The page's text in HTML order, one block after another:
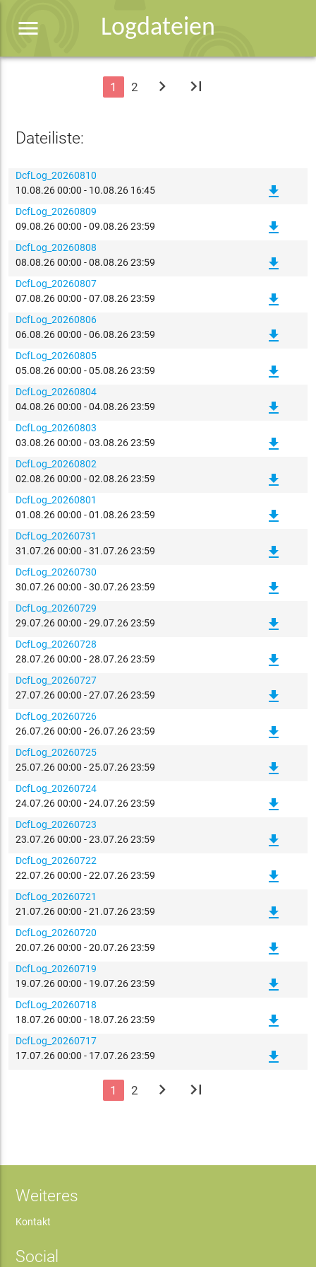
Logdateien
menu
1 2 chevron_right last_page
Dateiliste:
DcfLog_20260810
10.08.26 00:00 - 10.08.26 16:45
file_download
DcfLog_20260809
09.08.26 00:00 - 09.08.26 23:59
file_download
DcfLog_20260808
08.08.26 00:00 - 08.08.26 23:59
file_download
DcfLog_20260807
07.08.26 00:00 - 07.08.26 23:59
file_download
DcfLog_20260806
06.08.26 00:00 - 06.08.26 23:59
file_download
DcfLog_20260805
05.08.26 00:00 - 05.08.26 23:59
file_download
DcfLog_20260804
04.08.26 00:00 - 04.08.26 23:59
file_download
DcfLog_20260803
03.08.26 00:00 - 03.08.26 23:59
file_download
DcfLog_20260802
02.08.26 00:00 - 02.08.26 23:59
file_download
DcfLog_20260801
01.08.26 00:00 - 01.08.26 23:59
file_download
DcfLog_20260731
31.07.26 00:00 - 31.07.26 23:59
file_download
DcfLog_20260730
30.07.26 00:00 - 30.07.26 23:59
file_download
DcfLog_20260729
29.07.26 00:00 - 29.07.26 23:59
file_download
DcfLog_20260728
28.07.26 00:00 - 28.07.26 23:59
file_download
DcfLog_20260727
27.07.26 00:00 - 27.07.26 23:59
file_download
DcfLog_20260726
26.07.26 00:00 - 26.07.26 23:59
file_download
DcfLog_20260725
25.07.26 00:00 - 25.07.26 23:59
file_download
DcfLog_20260724
24.07.26 00:00 - 24.07.26 23:59
file_download
DcfLog_20260723
23.07.26 00:00 - 23.07.26 23:59
file_download
DcfLog_20260722
22.07.26 00:00 - 22.07.26 23:59
file_download
DcfLog_20260721
21.07.26 00:00 - 21.07.26 23:59
file_download
DcfLog_20260720
20.07.26 00:00 - 20.07.26 23:59
file_download
DcfLog_20260719
19.07.26 00:00 - 19.07.26 23:59
file_download
DcfLog_20260718
18.07.26 00:00 - 18.07.26 23:59
file_download
DcfLog_20260717
17.07.26 00:00 - 17.07.26 23:59
file_download
1 2 chevron_right last_page
Weiteres
Kontakt
Social